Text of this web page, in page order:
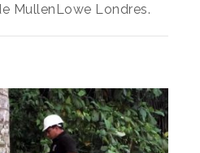
MullenLowe Londres.